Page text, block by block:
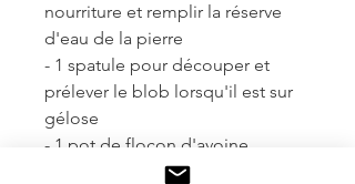
nourriture et remplir la réserve
d'eau de la pierre
- 1 spatule pour découper et
prélever le blob lorsqu'il est sur
gélose
- 1 pot de flocon d'avoine
- Des carrés de papier filtre pour